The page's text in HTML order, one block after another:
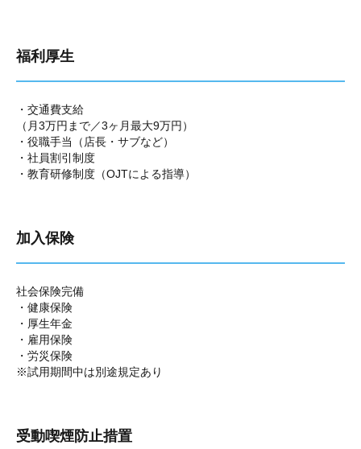
福利厚生
・交通費支給
（月3万円まで／3ヶ月最大9万円）
・役職手当（店長・サブなど）
・社員割引制度
・教育研修制度（OJTによる指導）
加入保険
社会保険完備
・健康保険
・厚生年金
・雇用保険
・労災保険
※試用期間中は別途規定あり
受動喫煙防止措置